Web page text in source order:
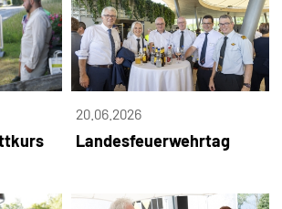
20.06.2026
Landesfeuerwehrtag